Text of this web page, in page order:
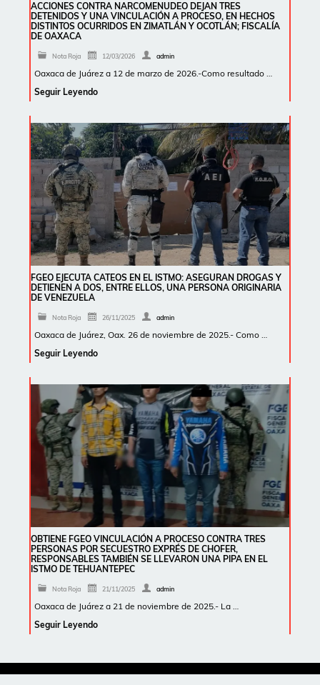
ACCIONES CONTRA NARCOMENUDEO DEJAN TRES
DETENIDOS Y UNA VINCULACIÓN A PROCESO, EN HECHOS
DISTINTOS OCURRIDOS EN ZIMATLÁN Y OCOTLÁN; FISCALÍA
DE OAXACA
Nota Roja 12/03/2026 admin
Oaxaca de Juárez a 12 de marzo de 2026.-Como resultado …
Seguir Leyendo
FGEO EJECUTA CATEOS EN EL ISTMO: ASEGURAN DROGAS Y
DETIENEN A DOS, ENTRE ELLOS, UNA PERSONA ORIGINARIA
DE VENEZUELA
Nota Roja 26/11/2025 admin
Oaxaca de Juárez, Oax. 26 de noviembre de 2025.- Como …
Seguir Leyendo
OBTIENE FGEO VINCULACIÓN A PROCESO CONTRA TRES
PERSONAS POR SECUESTRO EXPRÉS DE CHOFER,
RESPONSABLES TAMBIÉN SE LLEVARON UNA PIPA EN EL
ISTMO DE TEHUANTEPEC
Nota Roja 21/11/2025 admin
Oaxaca de Juárez a 21 de noviembre de 2025.- La …
Seguir Leyendo